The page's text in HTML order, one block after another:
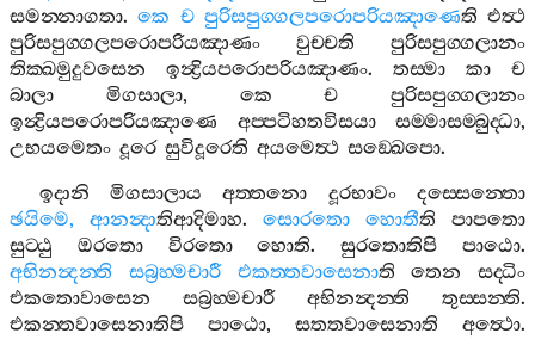
සමන‍්නාගතා.කෙ ච පුරිසපුග‍්ගලපරොපරියඤාණෙති එත්‍ථ
පුරිසපුග‍්ගලපරොපරියඤාණං
වුච‍්චති
පුරිසපුග‍්ගලානං
තික‍්ඛමුදුවසෙන
ඉන්‍ද්‍රියපරොපරියඤාණං. තස‍්මා කා
ච
බාලා
මිගසාලා, කෙ ච
පුරිසපුග‍්ගලානං
ඉන්‍ද්‍රියපරොපරියඤාණෙ
අප‍්පටිහතවිසයා සම‍්මාසම‍්බුද‍්ධා,
උභයමෙතං දූරෙ සුවිදූරෙති අයමෙත්‍ථ සඞ‍්ඛෙපො.
ඉදානි
මිගසාලාය අත‍්තනො දූරභාවං
දස‍්සෙන‍්තො
ඡයිමෙ, ආනන්‍දාතිආදිමාහ. සොරතො හොතීති
පාපතො
සුට‍්ඨු
ඔරතො විරතො හොති.සුරතොතිපි පාඨො.
අභිනන්‍දන‍්ති
සබ්‍රහ‍්මචාරී එකත‍්තවාසෙනාති තෙන
සද‍්ධිං
එකතොවාසෙන
සබ්‍රහ‍්මචාරී අභිනන්‍දන‍්ති තුස‍්සන‍්ති.
එකන‍්තවාසෙනාතිපි
පාඨො, සතතවාසෙනාති අත්‍ථො.